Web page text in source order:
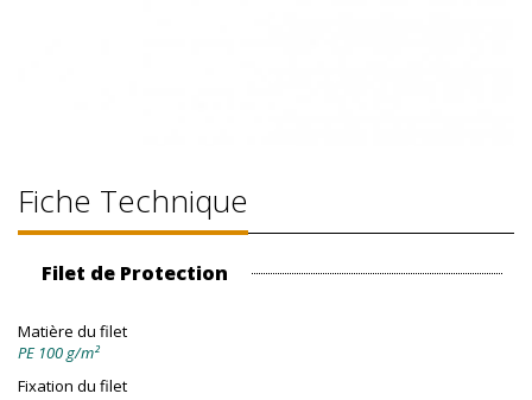
Fiche Technique
Filet de Protection
Matière du filet
PE 100 g/m²
Fixation du filet